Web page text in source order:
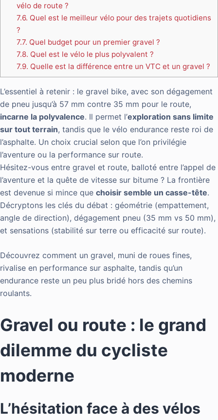
vélo de route ?
7.6. Quel est le meilleur vélo pour des trajets quotidiens
?
7.7. Quel budget pour un premier gravel ?
7.8. Quel est le vélo le plus polyvalent ?
7.9. Quelle est la différence entre un VTC et un gravel ?
L’essentiel à retenir : le gravel bike, avec son dégagement
de pneu jusqu’à 57 mm contre 35 mm pour le route,
incarne la polyvalence. Il permet l’exploration sans limite
sur tout terrain, tandis que le vélo endurance reste roi de
l’asphalte. Un choix crucial selon que l’on privilégie
l’aventure ou la performance sur route.
Hésitez-vous entre gravel et route, balloté entre l’appel de
l’aventure et la quête de vitesse sur bitume ? La frontière
est devenue si mince que choisir semble un casse-tête.
Décryptons les clés du débat : géométrie (empattement,
angle de direction), dégagement pneu (35 mm vs 50 mm),
et sensations (stabilité sur terre ou efficacité sur route).
Découvrez comment un gravel, muni de roues fines,
rivalise en performance sur asphalte, tandis qu’un
endurance reste un peu plus bridé hors des chemins
roulants.
Gravel ou route : le grand
dilemme du cycliste
moderne
L’hésitation face à des vélos